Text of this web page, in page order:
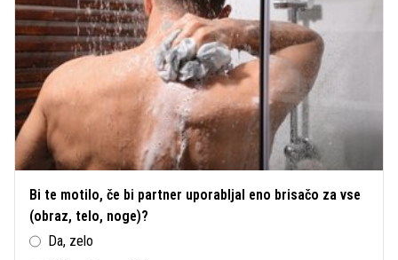
Bi te motilo, če bi partner uporabljal eno brisačo za vse
(obraz, telo, noge)?
Da, zelo